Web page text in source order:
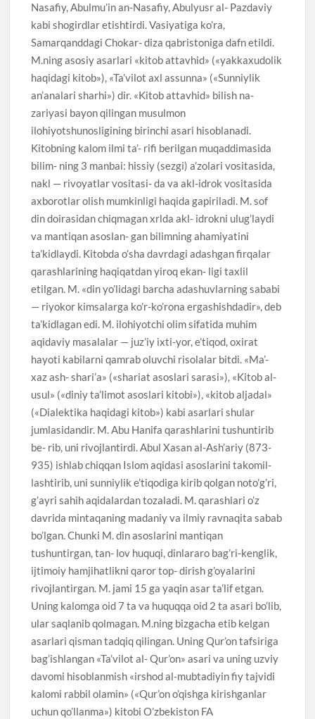
Nasafiy, Abulmu’in an-Nasafiy, Abulyusr al- Pazdaviy
kabi shogirdlar etishtirdi. Vasiyatiga ko’ra,
Samarqanddagi Chokar- diza qabristoniga dafn etildi.
M.ning asosiy asarlari «kitob attavhid» («yakkaxudolik
haqidagi kitob»), «Ta’vilot axl assunna» («Sunniylik
an’analari sharhi») dir. «Kitob attavhid» bilish na-
zariyasi bayon qilingan musulmon
ilohiyotshunosligining birinchi asari hisoblanadi.
Kitobning kalom ilmi ta’- rifi berilgan muqaddimasida
bilim- ning 3 manbai: hissiy (sezgi) a’zolari vositasida,
nakl — rivoyatlar vositasi- da va akl-idrok vositasida
axborotlar olish mumkinligi haqida gapiriladi. M. sof
din doirasidan chiqmagan xrlda akl- idrokni ulug’laydi
va mantiqan asoslan- gan bilimning ahamiyatini
ta’kidlaydi. Kitobda o’sha davrdagi adashgan firqalar
qarashlarining haqiqatdan yiroq ekan- ligi taxlil
etilgan. M. «din yo’lidagi barcha adashuvlarning sababi
— riyokor kimsalarga ko’r-ko’rona ergashishdadir», deb
ta’kidlagan edi. M. ilohiyotchi olim sifatida muhim
aqidaviy masalalar — juz’iy ixti-yor, e’tiqod, oxirat
hayoti kabilarni qamrab oluvchi risolalar bitdi. «Ma’-
xaz ash- shari’a» («shariat asoslari sarasi»), «Kitob al-
usul» («diniy ta’limot asoslari kitobi»), «kitob aljadal»
(«Dialektika haqidagi kitob») kabi asarlari shular
jumlasidandir. M. Abu Hanifa qarashlarini tushuntirib
be- rib, uni rivojlantirdi. Abul Xasan al-Ash’ariy (873-
935) ishlab chiqqan Islom aqidasi asoslarini takomil-
lashtirib, uni sunniylik e’tiqodiga kirib qolgan noto’g’ri,
g’ayri sahih aqidalardan tozaladi. M. qarashlari o’z
davrida mintaqaning madaniy va ilmiy ravnaqita sabab
bo’lgan. Chunki M. din asoslarini mantiqan
tushuntirgan, tan- lov huquqi, dinlararo bag’ri-kenglik,
ijtimoiy hamjihatlikni qaror top- dirish g’oyalarini
rivojlantirgan. M. jami 15 ga yaqin asar ta’lif etgan.
Uning kalomga oid 7 ta va huquqqa oid 2 ta asari bo’lib,
ular saqlanib qolmagan. M.ning bizgacha etib kelgan
asarlari qisman tadqiq qilingan. Uning Qur’on tafsiriga
bag’ishlangan «Ta’vilot al- Qur’on» asari va uning uzviy
davomi hisoblanmish «irshod al-mubtadiyin fiy tajvidi
kalomi rabbil olamin» («Qur’on o’qishga kirishganlar
uchun qo’llanma») kitobi O’zbekiston FA